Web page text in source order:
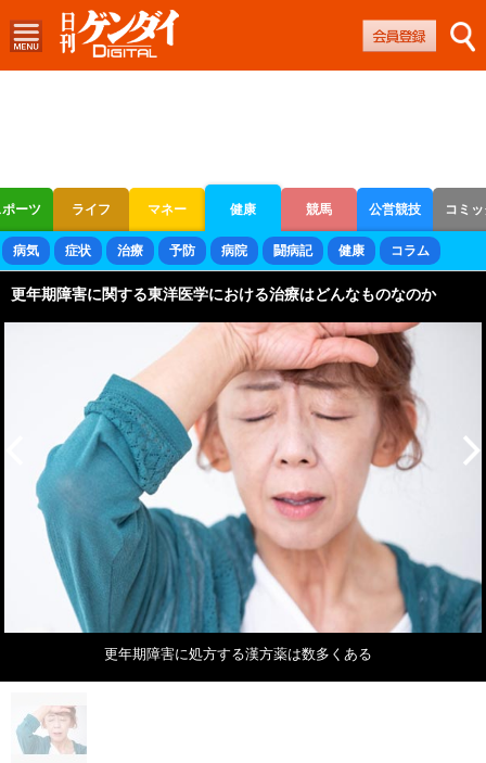
ーツ ライフ マネー 健康 競馬 公営競技 コミ
ボートレース 競輪 オートレース
病気 症状 治療 予防 病院 闘病記 健康 コラム
更年期障害に関する東洋医学における治療はどんなものなのか
更年期障害に処方する漢方薬は数多くある